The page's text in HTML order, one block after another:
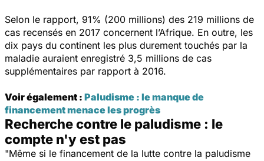
Selon le rapport, 91% (200 millions) des 219 millions de
cas recensés en 2017 concernent l’Afrique. En outre, les
dix pays du continent les plus durement touchés par la
maladie auraient enregistré 3,5 millions de cas
supplémentaires par rapport à 2016.
Voir également : Paludisme : le manque de
financement menace les progrès
Recherche contre le paludisme : le
compte n'y est pas
"Même si le financement de la lutte contre la paludisme